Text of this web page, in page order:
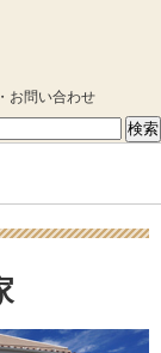
お問い合わせ